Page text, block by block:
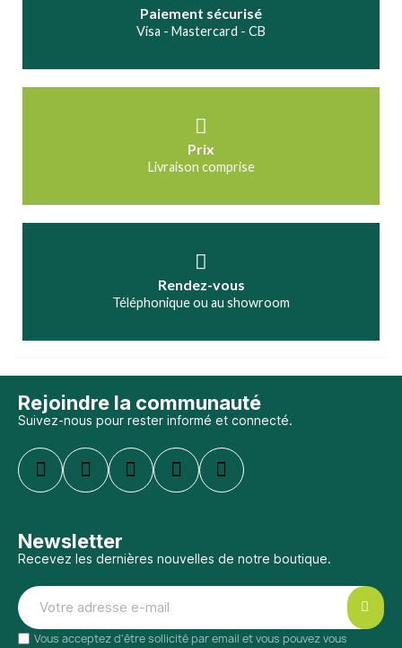
Paiement sécurisé
Visa - Mastercard - CB
Prix
Livraison comprise
Rendez-vous
Téléphonique ou au showroom
Rejoindre la communauté
Suivez-nous pour rester informé et connecté.
Newsletter
Recevez les dernières nouvelles de notre boutique.
Vous acceptez d'être sollicité par email et vous pouvez vous